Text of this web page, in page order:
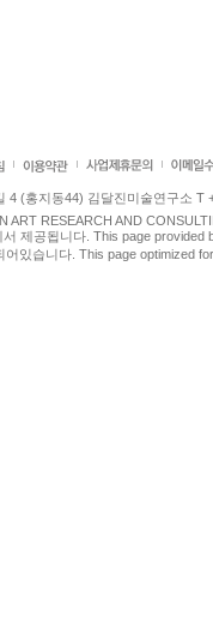
4 (홍지동44) 김달진미술연구소 T
ART RESEARCH AND
서 제공됩니다. This page provided
어있습니다. This page optimized